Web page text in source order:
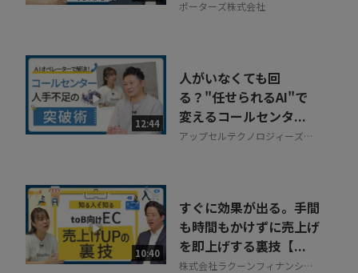
ポーターズ株式会社
12:44
人がいなくても回
る？"任せられるAI"で
変えるコールセンタ...
アップセルテクノロジィーズ株
10:40
すぐに効果が出る。手間
も時間もかけずに売上げ
を即上げする裏技【...
株式会社ラクーンフィナンシャ